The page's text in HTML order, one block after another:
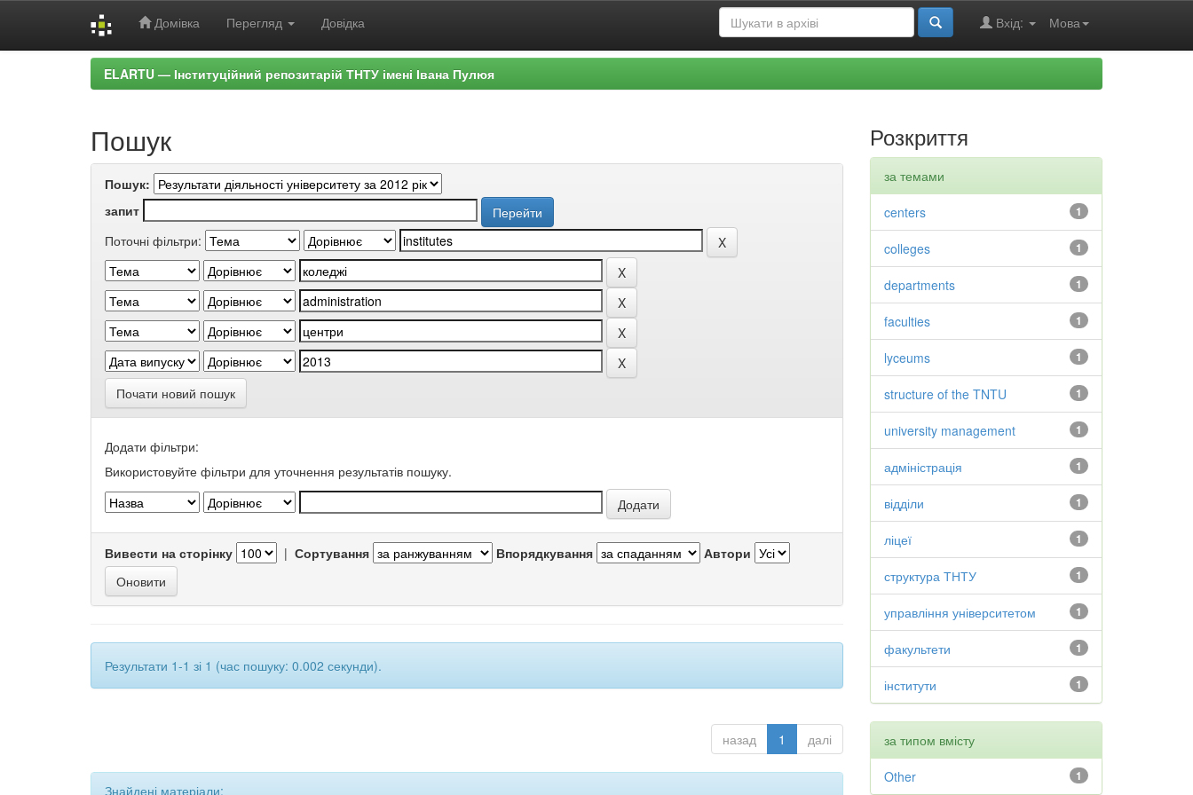
Домівка Перегляд Довідка Мова
Вхід:
ELARTU — Інституційний репозитарій ТНТУ імені Івана Пулюя
Пошук
Пошук:
запит
Поточні фільтри:
Почати новий пошук
Додати фільтри:
Використовуйте фільтри для уточнення результатів пошуку.
Вивести на сторінку | Сортування Впорядкування Автори
Результати 1-1 зі 1 (час пошуку: 0.002 секунди).
назад 1 далі
Знайдені матеріали:
Розкриття
за темами
1
centers
1
colleges
1
departments
1
faculties
1
lyceums
1
structure of the TNTU
1
university management
1
адміністрація
1
відділи
1
ліцеї
1
структура ТНТУ
1
управління університетом
1
факультети
1
інститути
за типом вмісту
1
Other